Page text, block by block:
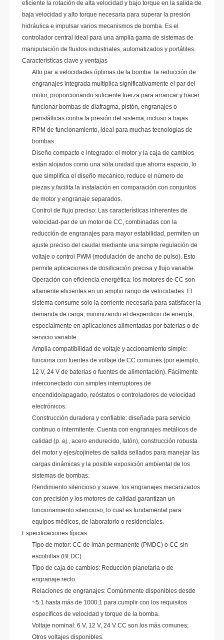
eficiente la rotación de alta velocidad y bajo torque en la salida de
baja velocidad y alto torque necesaria para superar la presión
hidráulica e impulsar varios mecanismos de bomba. Es el
controlador central ideal para una amplia gama de sistemas de
manipulación de fluidos industriales, automatizados y portátiles.
Características clave y ventajas
Alto par a velocidades óptimas de la bomba: la reducción de
engranajes integrada multiplica significativamente el par del
motor, proporcionando suficiente fuerza para arrancar y hacer
funcionar bombas de diafragma, pistón, engranajes o
peristálticas contra la presión del sistema, incluso a bajas
RPM de funcionamiento, ideal para muchas tecnologías de
bombas.
Diseño compacto e integrado: el motor y la caja de cambios
están alojados como una sola unidad que ahorra espacio, lo
que simplifica el diseño mecánico, reduce el número de
piezas y facilita la instalación en comparación con conjuntos
de motor y engranaje separados.
Control de flujo preciso: Las características inherentes de
velocidad-par de un motor de CC, combinadas con la
reducción de engranajes para mayor estabilidad, permiten un
ajuste preciso del caudal mediante una simple regulación de
voltaje o control PWM (modulación de ancho de pulso). Esto
permite aplicaciones de dosificación precisa y flujo variable.
Operación con eficiencia energética: los motores de CC son
altamente eficientes en un amplio rango de velocidades. El
sistema consume solo la corriente necesaria para satisfacer la
demanda de carga, minimizando el desperdicio de energía,
especialmente en aplicaciones alimentadas por baterías o de
servicio variable.
Amplia compatibilidad de voltaje y accionamiento simple:
funciona con fuentes de voltaje de CC comunes (por ejemplo,
12 V, 24 V de baterías o fuentes de alimentación). Fácilmente
interconectado con simples interruptores de
encendido/apagado, reóstatos o controladores de velocidad
electrónicos.
Construcción duradera y confiable: diseñada para servicio
continuo o intermitente. Cuenta con engranajes metálicos de
calidad (p. ej., acero endurecido, latón), construcción robusta
del motor y ejes/cojinetes de salida sellados para manejar las
cargas dinámicas y la posible exposición ambiental de los
sistemas de bombas.
Rendimiento silencioso y suave: los engranajes mecanizados
con precisión y los motores de calidad garantizan un
funcionamiento silencioso, lo cual es fundamental para
equipos médicos, de laboratorio o residenciales.
Especificaciones típicas
Tipo de motor: CC de imán permanente (PMDC) o CC sin
escobillas (BLDC).
Tipo de caja de cambios: Reducción planetaria o de
engranaje recto.
Relaciones de engranajes: Comúnmente disponibles desde
~5:1 hasta más de 1000:1 para cumplir con los requisitos
específicos de velocidad y torque de la bomba.
Voltaje nominal: 6 V, 12 V, 24 V CC son los más comunes;
Otros voltajes disponibles.